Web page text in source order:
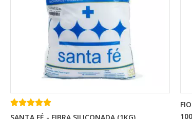
SANTA FÉ - FIBRA SILICONADA (1KG)